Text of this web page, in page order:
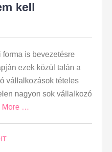
kell
is bevezetésre
ezek közül talán a
vállalkozások tételes
nagyon sok vállalkozó
More …